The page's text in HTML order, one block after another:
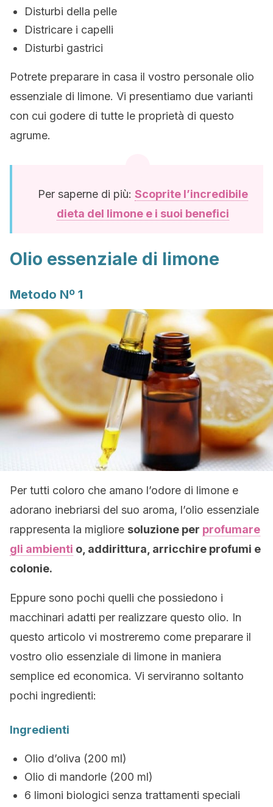
Disturbi della pelle
Districare i capelli
Disturbi gastrici
Potrete preparare in casa il vostro personale olio
essenziale di limone. Vi presentiamo due varianti
con cui godere di tutte le proprietà di questo
agrume.
Per saperne di più: Scoprite l’incredibile
dieta del limone e i suoi benefici
Olio essenziale di limone
Metodo Nº 1
Per tutti coloro che amano l’odore di limone e
adorano inebriarsi del suo aroma, l’olio essenziale
rappresenta la migliore soluzione per profumare
gli ambienti o, addirittura, arricchire profumi e
colonie.
Eppure sono pochi quelli che possiedono i
macchinari adatti per realizzare questo olio. In
questo articolo vi mostreremo come preparare il
vostro olio essenziale di limone in maniera
semplice ed economica. Vi serviranno soltanto
pochi ingredienti:
Ingredienti
Olio d’oliva (200 ml)
Olio di mandorle (200 ml)
6 limoni biologici senza trattamenti speciali